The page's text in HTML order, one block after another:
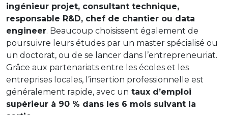
ingénieur projet, consultant technique,
responsable R&D, chef de chantier ou data
engineer. Beaucoup choisissent également de
poursuivre leurs études par un master spécialisé ou
un doctorat, ou de se lancer dans l’entrepreneuriat.
Grâce aux partenariats entre les écoles et les
entreprises locales, l’insertion professionnelle est
généralement rapide, avec un taux d’emploi
supérieur à 90 % dans les 6 mois suivant la